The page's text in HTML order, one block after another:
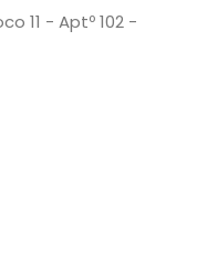
11 - Aptº 102 -